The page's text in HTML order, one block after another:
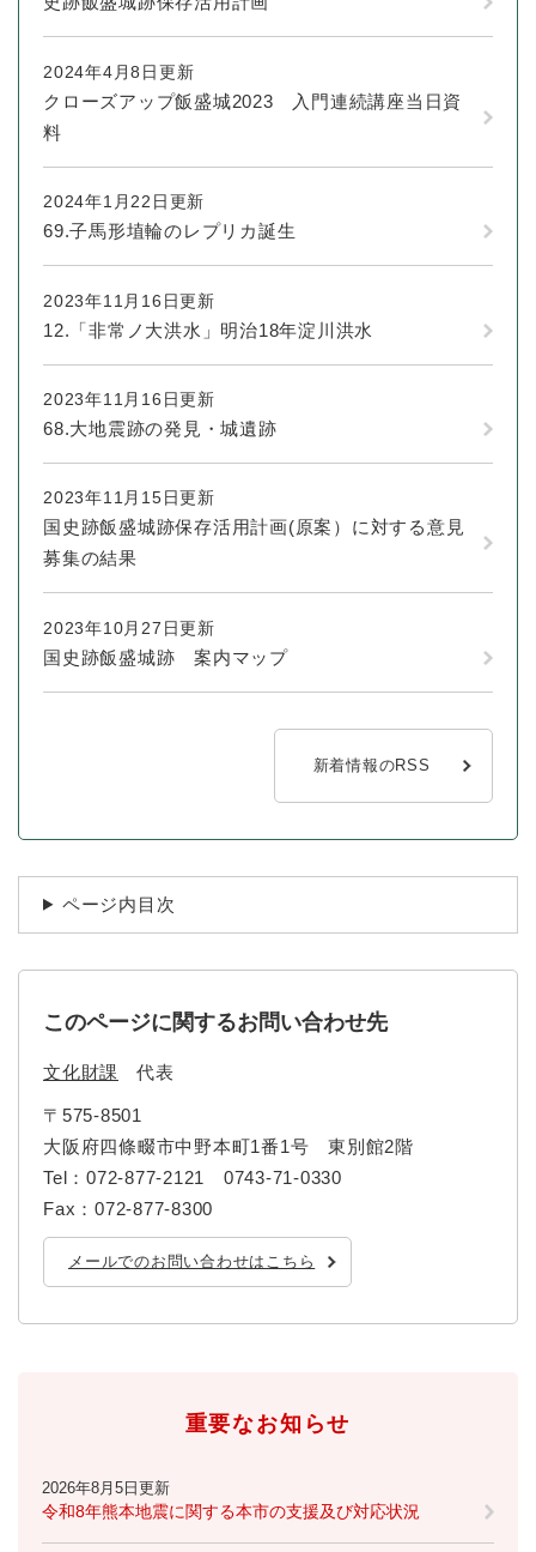
2024年4月8日更新
クローズアップ飯盛城2023 入門連続講座当日資
料
2024年1月22日更新
69.子馬形埴輪のレプリカ誕生
2023年11月16日更新
12.「非常ノ大洪水」明治18年淀川洪水
2023年11月16日更新
68.大地震跡の発見・城遺跡
2023年11月15日更新
国史跡飯盛城跡保存活用計画(原案）に対する意見
募集の結果
2023年10月27日更新
国史跡飯盛城跡 案内マップ
新着情報のRSS
ページ内目次
このページに関するお問い合わせ先
文化財課 代表
〒575-8501
大阪府四條畷市中野本町1番1号 東別館2階
Tel：072-877-2121 0743-71-0330
Fax：072-877-8300
メールでのお問い合わせはこちら
重要なお知らせ
2026年8月5日更新
令和8年熊本地震に関する本市の支援及び対応状況